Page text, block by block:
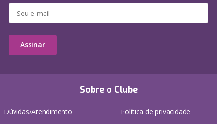
Sobre o Clube
Dúvidas/Atendimento
Política de privacidade
Assinar